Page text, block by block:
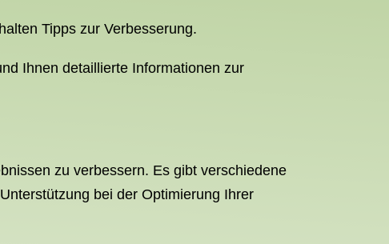
Tipps zur Verbesserung.
Ihnen detaillierte Informationen zur
zu verbessern. Es gibt verschiedene
bei der Optimierung Ihrer